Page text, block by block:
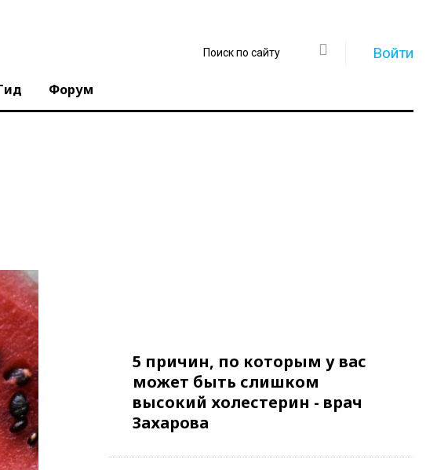
Войти
Форум
5 причин, по которым у вас
может быть слишком
высокий холестерин - врач
Захарова